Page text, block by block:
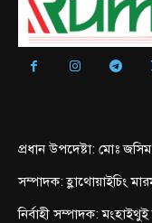
প্রধান উপদেষ্টা: মোঃ জসিম
সম্পাদক: হ্লাথোয়াইচিং
নির্বাহী সম্পাদক: মংহাইথুই